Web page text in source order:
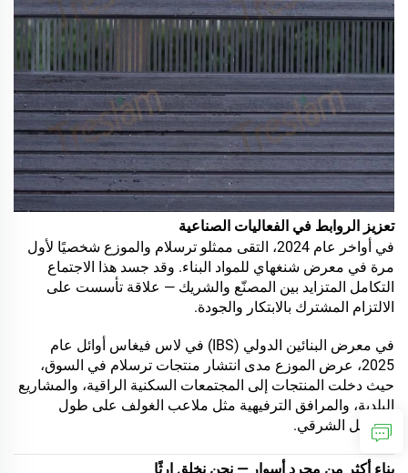
تعزيز الروابط في الفعاليات الصناعية
في أواخر عام 2024، التقى ممثلو ترسلام والموزع شخصيًا لأول
مرة في معرض شنغهاي للمواد البناء. وقد جسد هذا الاجتماع
التكامل المتزايد بين المصنّع والشريك — علاقة تأسست على
الالتزام المشترك بالابتكار والجودة.
في معرض البنائين الدولي (IBS) في لاس فيغاس أوائل عام
2025، عرض الموزع مدى انتشار منتجات ترسلام في السوق،
حيث دخلت المنتجات إلى المجتمعات السكنية الراقية، والمشاريع
البلدية، والمرافق الترفيهية مثل ملاعب الغولف على طول
الساحل الشرقي.
بناء أكثر من مجرد أسوار — نحن نخلق إرثًا